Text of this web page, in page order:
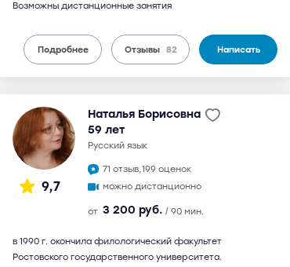
Возможны дистанционные занятия
Подробнее Отзывы 82 Написать
9,7
Наталья Борисовна
59 лет
русский язык
71 отзыв,199 оценок
можно дистанционно
от 3 200 руб. / 90 мин.
в 1990 г. окончила филологический факультет
Ростовского государственного университета.